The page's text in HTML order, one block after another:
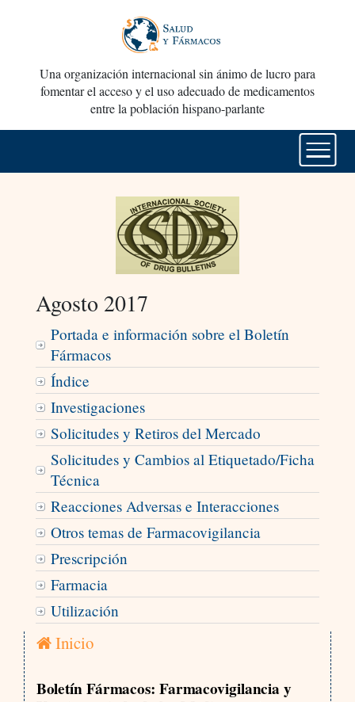
Una organización internacional sin ánimo de lucro para
fomentar el acceso y el uso adecuado de medicamentos
entre la población hispano-parlante
Agosto 2017
Portada e información sobre el Boletín
Fármacos
Índice
Investigaciones
Solicitudes y Retiros del Mercado
Solicitudes y Cambios al Etiquetado/Ficha
Técnica
Reacciones Adversas e Interacciones
Otros temas de Farmacovigilancia
Prescripción
Farmacia
Utilización
Inicio
Boletín Fármacos: Farmacovigilancia y